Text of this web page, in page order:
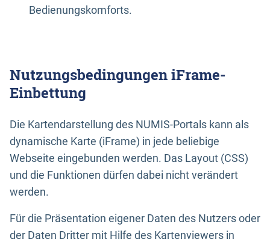
Bedienungskomforts.
Nutzungsbedingungen iFrame-
Einbettung
Die Kartendarstellung des NUMIS-Portals kann als
dynamische Karte (iFrame) in jede beliebige
Webseite eingebunden werden. Das Layout (CSS)
und die Funktionen dürfen dabei nicht verändert
werden.
Für die Präsentation eigener Daten des Nutzers oder
der Daten Dritter mit Hilfe des Kartenviewers in